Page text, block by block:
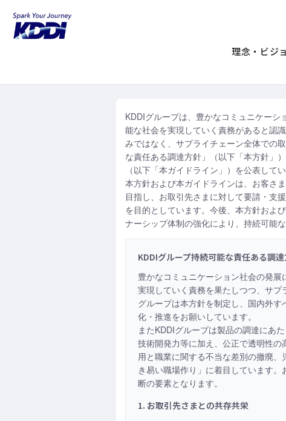
理念・ビジ
KDDIグループ持続可能
KDDIグループは、豊かなコミュニケー
能な社会を実現していく責務があると認
みではなく、サプライチェーン全体での
な責任ある調達方針」（以下「本方針」
（以下「本ガイドライン」）を公表してい
本方針および本ガイドラインは、お客さ
目指し、お取引先さまに対して要請・支
を目的としています。今後、本方針およ
ナーシップ体制の強化により、持続可能
KDDIグループ持続可能な責任ある調
豊かなコミュニケーション社会の発
実現していく責務を果たしつつ、サ
グループは本方針を制定し、国内外
化・推進をお願いしています。
またKDDIグループは製品の調達にあ
技術開発力等に加え、公正で透明性
用と職業に関する不当な差別の撤廃
き易い職場作り」に着目しています
断の要素となります。
1. お取引先さまとの共存共栄